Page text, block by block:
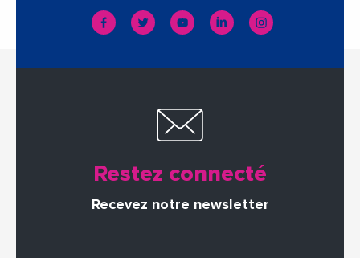
Restez connecté
Recevez notre newsletter